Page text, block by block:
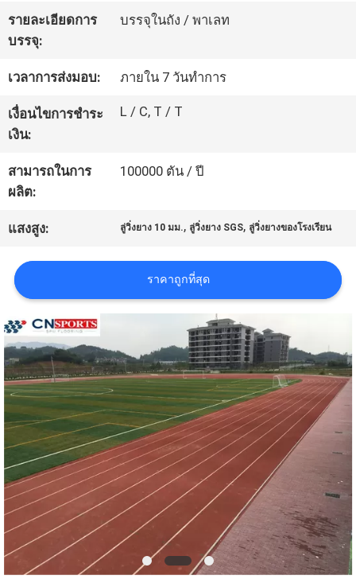
ควบคุม
คุณภาพ
ติดต่อ
เรา
ขอ
ใบ
เสนอ
ราคา
แผนผัง
เว็บไซต์
PRIVACY
POLICY
รายละเอียดการ
บรรจุ:
บรรจุในถัง / พาเลท
เวลาการส่งมอบ: ภายใน 7 วันทำการ
เงื่อนไขการชำระ
เงิน:
L / C, T / T
สามารถในการ
ผลิต:
100000 ตัน / ปี
แสงสูง: ลู่วิ่งยาง 10 มม., ลู่วิ่งยาง SGS, ลู่วิ่งยางของโรงเรียน
ราคาถูกที่สุด